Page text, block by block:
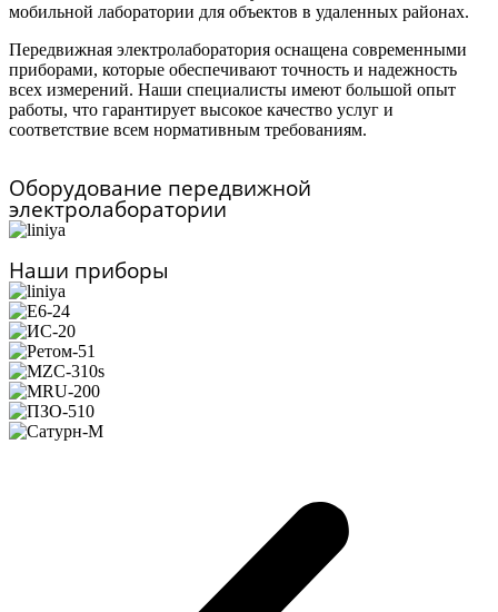
мобильной лаборатории для объектов в удаленных районах.
Передвижная электролаборатория оснащена современными
приборами, которые обеспечивают точность и надежность
всех измерений. Наши специалисты имеют большой опыт
работы, что гарантирует высокое качество услуг и
соответствие всем нормативным требованиям.
Оборудование передвижной
электролаборатории
Наши приборы